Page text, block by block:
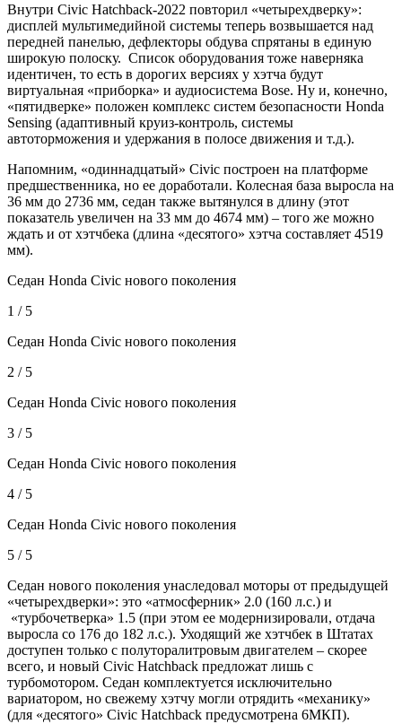
Внутри Civic Hatchback-2022 повторил «четырехдверку»:
дисплей мультимедийной системы теперь возвышается над
передней панелью, дефлекторы обдува спрятаны в единую
широкую полоску. Список оборудования тоже наверняка
идентичен, то есть в дорогих версиях у хэтча будут
виртуальная «приборка» и аудиосистема Bose. Ну и, конечно,
«пятидверке» положен комплекс систем безопасности Honda
Sensing (адаптивный круиз-контроль, системы
автоторможения и удержания в полосе движения и т.д.).
Напомним, «одиннадцатый» Civic построен на платформе
предшественника, но ее доработали. Колесная база выросла на
36 мм до 2736 мм, седан также вытянулся в длину (этот
показатель увеличен на 33 мм до 4674 мм) – того же можно
ждать и от хэтчбека (длина «десятого» хэтча составляет 4519
мм).
Седан Honda Civic нового поколения
1 / 5
Седан Honda Civic нового поколения
2 / 5
Седан Honda Civic нового поколения
3 / 5
Седан Honda Civic нового поколения
4 / 5
Седан Honda Civic нового поколения
5 / 5
Седан нового поколения унаследовал моторы от предыдущей
«четырехдверки»: это «атмосферник» 2.0 (160 л.с.) и
«турбочетверка» 1.5 (при этом ее модернизировали, отдача
выросла со 176 до 182 л.с.). Уходящий же хэтчбек в Штатах
доступен только с полуторалитровым двигателем – скорее
всего, и новый Civic Hatchback предложат лишь с
турбомотором. Седан комплектуется исключительно
вариатором, но свежему хэтчу могли отрядить «механику»
(для «десятого» Civic Hatchback предусмотрена 6МКП).